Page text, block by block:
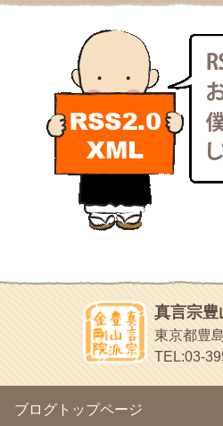
2011年9月(24)
2011年7月(18)
2011年6月
2011年5月
(15)
2011年4月(17)
2011年3月(15)
2011年2月
2011年1月(22)
2010年12月(21)
2010年11月
2010年10月(13)
(16)
2010年6月(18)
2010年5月(22)
2010年4月(25)
2010年3月
(22)
2010年2月(23)
2010年1月(23)
(18)
2009年11月
(20)
新聞屋の道具箱
新聞社で使われる用語の解説など
makotoさんの御符内巡礼記
東京の巡礼記です
POLYHEDON
いろいろなことが書いてあるよ
bunchan
あちこち行って！
目白鍼灸院
日本人の繊細な体質にあわせた、や
ほうげん日記
放言じゃなくて和尚さんの名前だよ
面白いサイトみつけたよ。
ヘェ～という感じ
chocolab.Air♪DIALY
ラブラドールのワンちゃんがかわい
真言宗豊
東京都豊
TEL:03-
ブログトップページ